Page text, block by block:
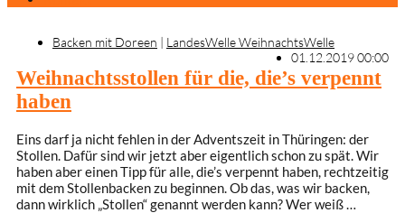
Backen mit Doreen | LandesWelle WeihnachtsWelle
01.12.2019 00:00
Weihnachtsstollen für die, die’s verpennt
haben
Eins darf ja nicht fehlen in der Adventszeit in Thüringen: der
Stollen. Dafür sind wir jetzt aber eigentlich schon zu spät. Wir
haben aber einen Tipp für alle, die’s verpennt haben, rechtzeitig
mit dem Stollenbacken zu beginnen. Ob das, was wir backen,
dann wirklich „Stollen“ genannt werden kann? Wer weiß …